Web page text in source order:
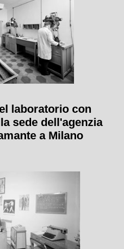
laboratorio con
sede dell'agenzia
a Milano